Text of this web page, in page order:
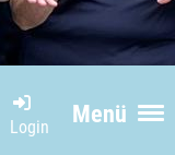
Menü
Login